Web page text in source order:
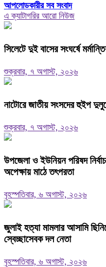
আপলোডকারীর সব সংবাদ
এ ক্যাটাগরির আরো নিউজ
সিলেটে দুই বাসের সংঘর্ষে
শুক্রবার, ৭ অগাস্ট, ২০২৬
নাটোরে জাতীয় সংসদের হুইপ
শুক্রবার, ৭ অগাস্ট, ২০২৬
উপজেলা ও ইউনিয়ন পরিষদ
অপেক্ষায় মাঠে তৎপরতা
বৃহস্পতিবার, ৬ অগাস্ট, ২০২৬
জুলাই হত্যা মামলার আসামি
স্বেচ্ছাসেবক দল নেতা
বৃহস্পতিবার, ৬ অগাস্ট, ২০২৬